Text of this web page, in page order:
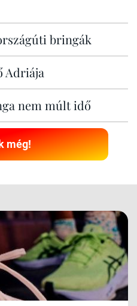
bringák
Adriája
nem múlt idő
még!